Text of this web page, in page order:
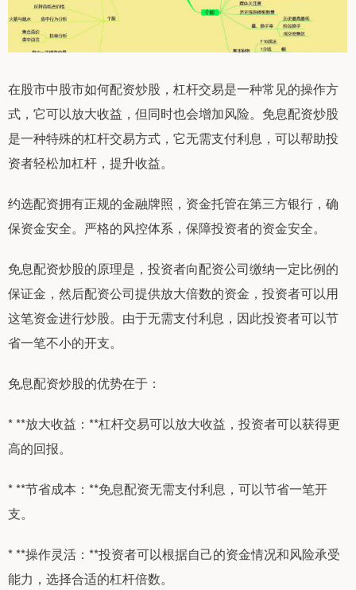
在股市中股市如何配资炒股，杠杆交易是一种常见的操作方
式，它可以放大收益，但同时也会增加风险。免息配资炒股
是一种特殊的杠杆交易方式，它无需支付利息，可以帮助投
资者轻松加杠杆，提升收益。
约选配资拥有正规的金融牌照，资金托管在第三方银行，确
保资金安全。严格的风控体系，保障投资者的资金安全。
免息配资炒股的原理是，投资者向配资公司缴纳一定比例的
保证金，然后配资公司提供放大倍数的资金，投资者可以用
这笔资金进行炒股。由于无需支付利息，因此投资者可以节
省一笔不小的开支。
免息配资炒股的优势在于：
* **放大收益：**杠杆交易可以放大收益，投资者可以获得更
高的回报。
* **节省成本：**免息配资无需支付利息，可以节省一笔开
支。
* **操作灵活：**投资者可以根据自己的资金情况和风险承受
能力，选择合适的杠杆倍数。